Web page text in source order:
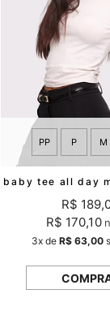
PP P M
R$
R$ 170,10
3x deR$ 63,00